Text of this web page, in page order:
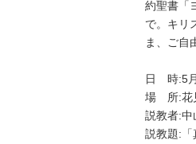
約聖書「
で。キリ
ま、ご自
日 時:5
場 所:花
説教者:
説教題:「